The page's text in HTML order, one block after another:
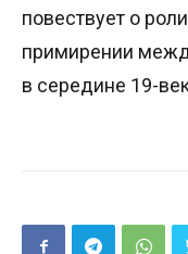
повествует о
примирении
в середине 19-